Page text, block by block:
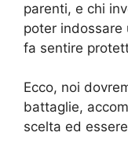
parenti, e chi
poter indossare
fa sentire
Ecco, noi
battaglie,
scelta ed